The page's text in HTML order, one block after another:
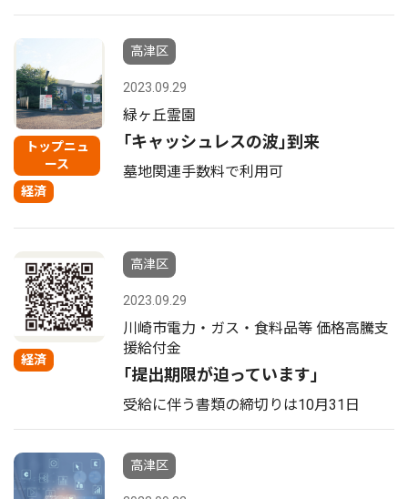
トップニュ
ース
経済
高津区
2023.09.29
緑ヶ丘霊園
｢キャッシュレスの波｣到来
墓地関連手数料で利用可
経済
高津区
2023.09.29
川崎市電力・ガス・食料品等 価格高騰支
援給付金
｢提出期限が迫っています｣
受給に伴う書類の締切りは10月31日
高津区